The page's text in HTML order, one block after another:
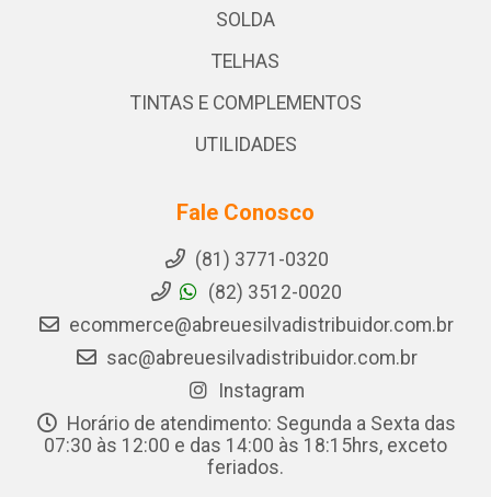
SOLDA
TELHAS
TINTAS E COMPLEMENTOS
UTILIDADES
Fale Conosco
(81) 3771-0320
(82) 3512-0020
ecommerce@abreuesilvadistribuidor.com.br
sac@abreuesilvadistribuidor.com.br
Instagram
Horário de atendimento: Segunda a Sexta das
07:30 às 12:00 e das 14:00 às 18:15hrs, exceto
feriados.